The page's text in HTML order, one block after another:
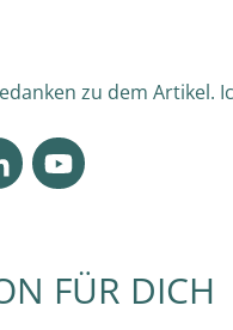
zu dem Artikel.
FÜR DICH